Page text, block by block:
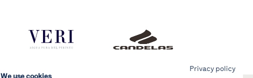
Privacy policy
We use cookies